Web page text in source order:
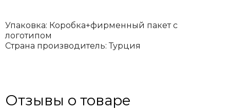
Упаковка: Коробка+фирменный пакет с
логотипом
Страна производитель: Турция
Отзывы о товаре